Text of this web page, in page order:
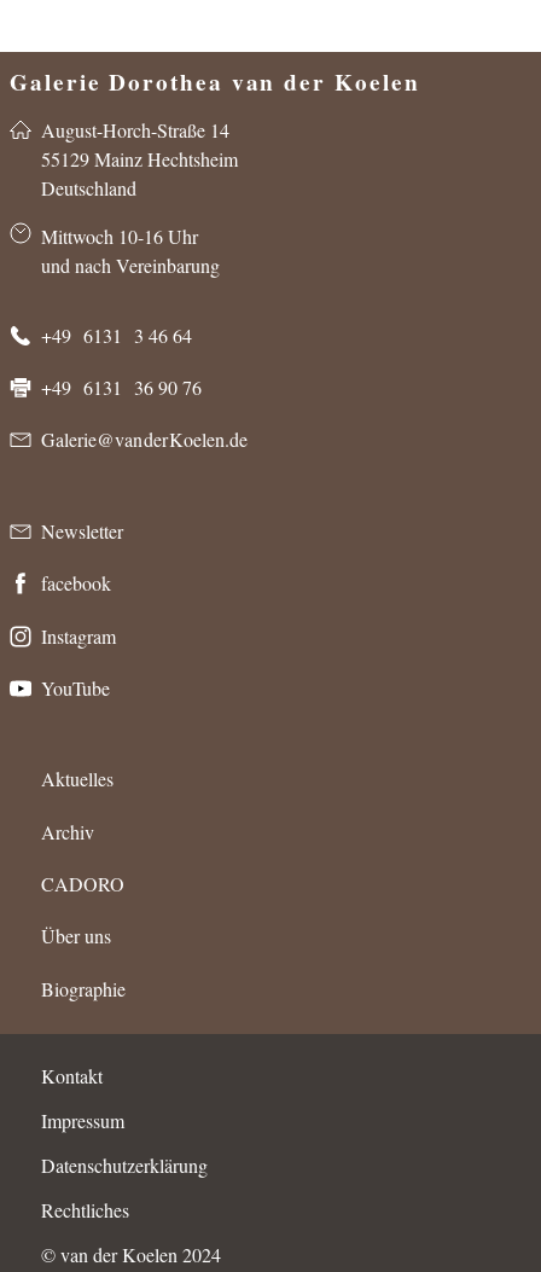
Galerie Dorothea van der Koelen
August-Horch-Straße 14
55129 Mainz Hechtsheim
Deutschland
Mittwoch 10-16 Uhr
und nach Vereinbarung
+49 6131 3 46 64
+49 6131 36 90 76
Galerie@van der Koelen.de
Newsletter
facebook
Instagram
YouTube
Aktuelles
Archiv
CADORO
Über uns
Biographie
Kontakt
Impressum
Datenschutzerklärung
Rechtliches
© van der Koelen 2024